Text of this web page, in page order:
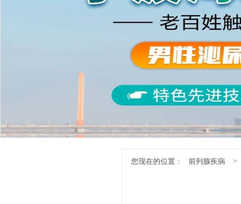
您现在的位置： 前列腺疾病 >